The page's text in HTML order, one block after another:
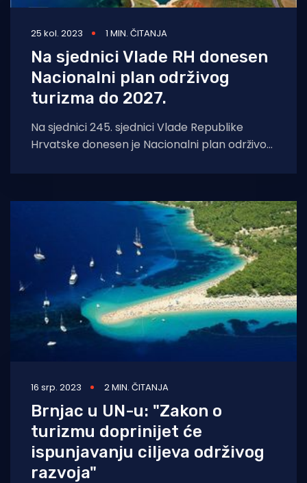
25 kol. 2023 1 MIN. ČITANJA
Na sjednici Vlade RH donesen
Nacionalni plan održivog
turizma do 2027.
Na sjednici 245. sjednici Vlade Republike
Hrvatske donesen je Nacionalni plan održivog
16 srp. 2023 2 MIN. ČITANJA
Brnjac u UN-u: "Zakon o
turizmu doprinijet će
ispunjavanju ciljeva održivog
razvoja"